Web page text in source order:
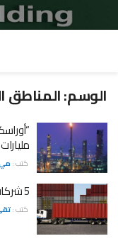
الوسم:المناطق
كتب :
5 شركات جديدة تنضم لـ«الكويز» منذ بداية 2026
كتب :